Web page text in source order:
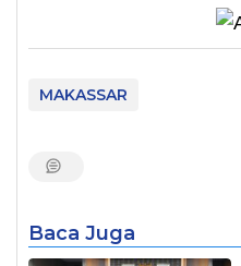
MAKASSAR
Baca Juga